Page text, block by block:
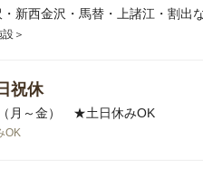
・新西金沢・馬替・上諸江・割出
＞
祝休
月～金） ★土日休みOK
OK